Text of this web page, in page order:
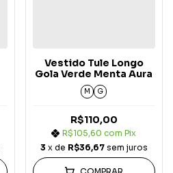
Vestido Tule Longo
Gola Verde Menta Aura
M G
R$110,00
R$105,60com Pix
3 x de R$36,67 sem juros